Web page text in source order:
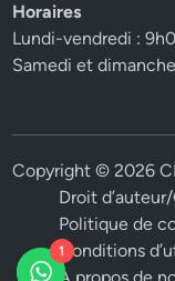
Horaires
Lundi-vendredi :
Samedi et
Copyright © 2026
Droit
Politique de
Conditions
1